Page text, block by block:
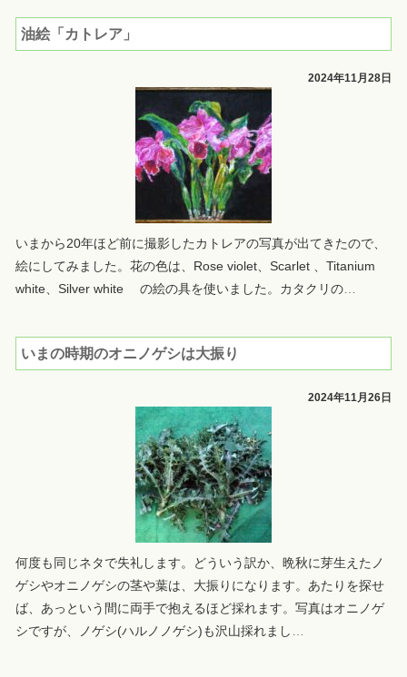
油絵「カトレア」
2024年11月28日
いまから20年ほど前に撮影したカトレアの写真が出てきたので、
絵にしてみました。花の色は、Rose violet、Scarlet 、Titanium
white、Silver white の絵の具を使いました。カタクリの…
いまの時期のオニノゲシは大振り
2024年11月26日
何度も同じネタで失礼します。どういう訳か、晩秋に芽生えたノ
ゲシやオニノゲシの茎や葉は、大振りになります。あたりを探せ
ば、あっという間に両手で抱えるほど採れます。写真はオニノゲ
シですが、ノゲシ(ハルノノゲシ)も沢山採れまし …